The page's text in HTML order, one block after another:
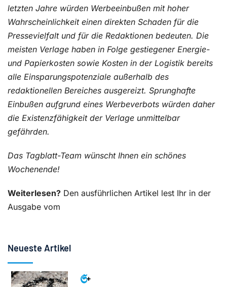
letzten Jahre würden Werbeeinbußen mit hoher
Wahrscheinlichkeit einen direkten Schaden für die
Pressevielfalt und für die Redaktionen bedeuten. Die
meisten Verlage haben in Folge gestiegener Energie-
und Papierkosten sowie Kosten in der Logistik bereits
alle Einsparungspotenziale außerhalb des
redaktionellen Bereiches ausgereizt. Sprunghafte
Einbußen aufgrund eines Werbeverbots würden daher
die Existenzfähigkeit der Verlage unmittelbar
gefährden.
Das Tagblatt-Team wünscht Ihnen ein schönes
Wochenende!
Weiterlesen? Den ausführlichen Artikel lest Ihr in der
Ausgabe vom
Neueste Artikel